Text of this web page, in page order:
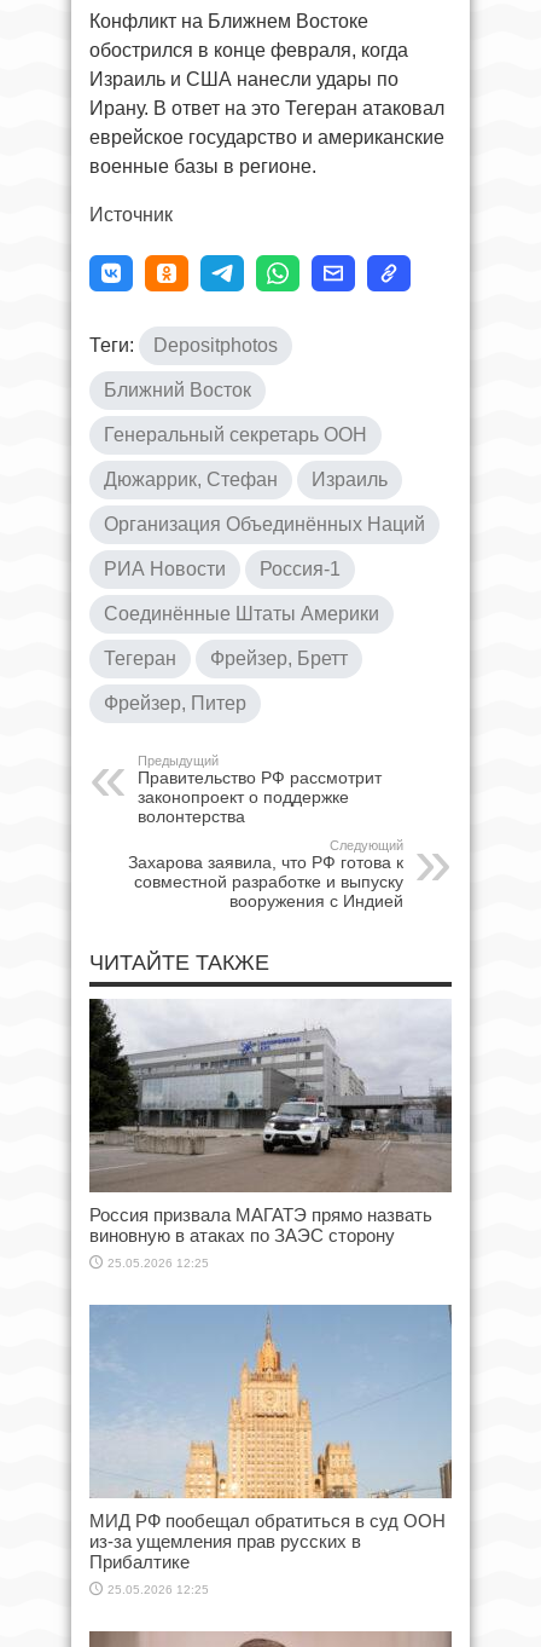
Конфликт на Ближнем Востоке
обострился в конце февраля, когда
Израиль и США нанесли удары по
Ирану. В ответ на это Тегеран атаковал
еврейское государство и американские
военные базы в регионе.
Источник
Теги: Depositphotos
Ближний Восток
Генеральный секретарь ООН
Дюжаррик, Стефан Израиль
Организация Объединённых Наций
РИА Новости Россия-1
Соединённые Штаты Америки
Тегеран Фрейзер, Бретт
Фрейзер, Питер
Предыдущий
Правительство РФ рассмотрит
законопроект о поддержке
волонтерства
Следующий
Захарова заявила, что РФ готова к
совместной разработке и выпуску
вооружения с Индией
ЧИТАЙТЕ ТАКЖЕ
Россия призвала МАГАТЭ прямо назвать
виновную в атаках по ЗАЭС сторону
25.05.2026 12:25
МИД РФ пообещал обратиться в суд ООН
из-за ущемления прав русских в
Прибалтике
25.05.2026 12:25